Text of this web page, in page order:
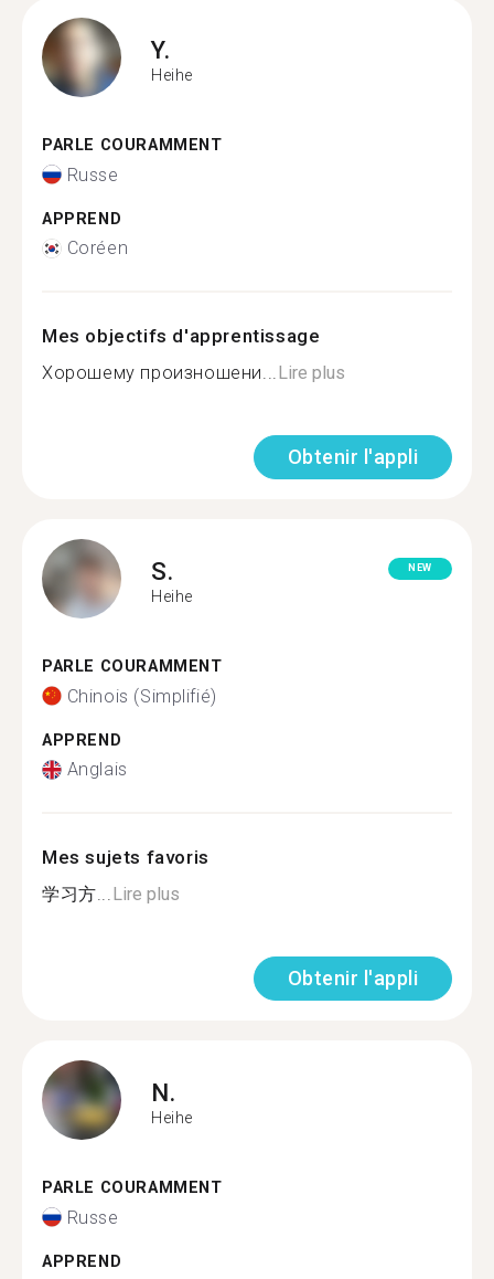
Y.
Heihe
PARLE COURAMMENT
Russe
APPREND
Coréen
Mes objectifs d'apprentissage
Хорошему произношени...Lire plus
Obtenir l'appli
S.
Heihe
NEW
PARLE COURAMMENT
Chinois (Simplifié)
APPREND
Anglais
Mes sujets favoris
学习方...Lire plus
Obtenir l'appli
N.
Heihe
PARLE COURAMMENT
Russe
APPREND